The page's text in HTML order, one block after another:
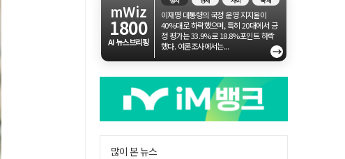
mWiz
1800
AI 뉴스브리핑
이재명 대통령의 국정 운영 지지율이
40%대로 하락했으며, 특히 20대에서 긍
정 평가는 33.9%로 18.8%포인트 하락
했다. 여론조사에서는...
→
많이 본 뉴스